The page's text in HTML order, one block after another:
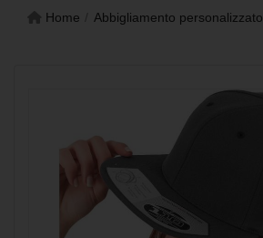
Home Abbigliamento personalizzato